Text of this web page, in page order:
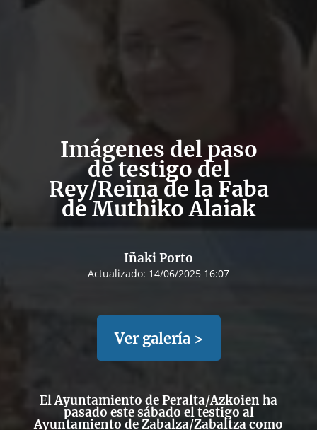
Imágenes del paso
de testigo del
Rey/Reina de la Faba
de Muthiko Alaiak
Iñaki Porto
Actualizado: 14/06/2025 16:07
Ver galería >
El Ayuntamiento de Peralta/Azkoien ha
pasado este sábado el testigo al
Ayuntamiento de Zabalza/Zabaltza como